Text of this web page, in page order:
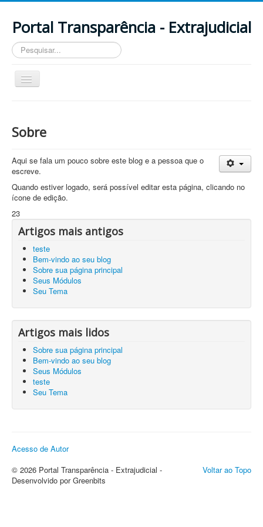
Portal Transparência - Extrajudicial
Pesquisar...
Alternar
Navegação
Sobre
Sobre
Aqui se fala um pouco sobre este blog e a pessoa que o
escreve.
Quando estiver logado, será possível editar esta página, clicando no
ícone de edição.
23
Artigos mais antigos
teste
Bem-vindo ao seu blog
Sobre sua página principal
Seus Módulos
Seu Tema
Artigos mais lidos
Sobre sua página principal
Bem-vindo ao seu blog
Seus Módulos
teste
Seu Tema
Acesso de Autor
Voltar ao Topo
© 2026 Portal Transparência - Extrajudicial -
Desenvolvido por Greenbits